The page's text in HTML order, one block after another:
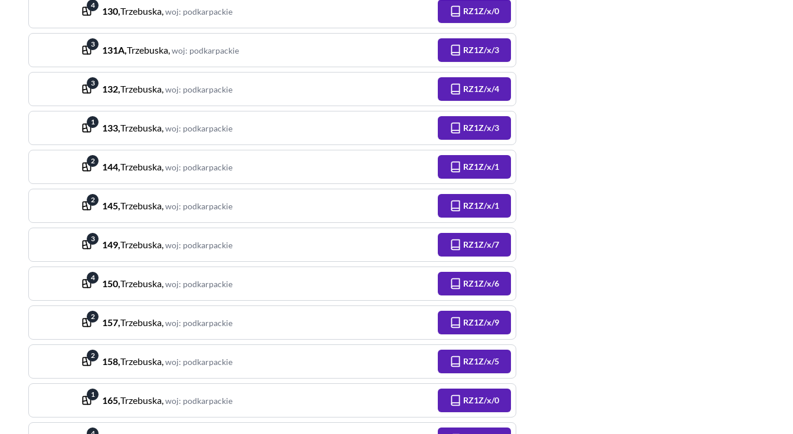
4
130,Trzebuska,woj: podkarpackie RZ1Z/x/0
3
131A,Trzebuska,woj: podkarpackie RZ1Z/x/3
3
132,Trzebuska,woj: podkarpackie RZ1Z/x/4
1
133,Trzebuska,woj: podkarpackie RZ1Z/x/3
2
144,Trzebuska,woj: podkarpackie RZ1Z/x/1
2
145,Trzebuska,woj: podkarpackie RZ1Z/x/1
3
149,Trzebuska,woj: podkarpackie RZ1Z/x/7
4
150,Trzebuska,woj: podkarpackie RZ1Z/x/6
2
157,Trzebuska,woj: podkarpackie RZ1Z/x/9
2
158,Trzebuska,woj: podkarpackie RZ1Z/x/5
1
165,Trzebuska,woj: podkarpackie RZ1Z/x/0